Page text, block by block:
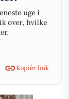
uge i
over, hvilke
Kopiér link